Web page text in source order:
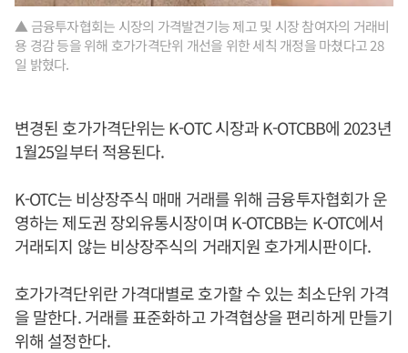
▲ 금융투자협회는 시장의 가격발견기능 제고 및 시장 참여자의 거래비
용 경감 등을 위해 호가가격단위 개선을 위한 세칙 개정을 마쳤다고 28
일 밝혔다.
변경된 호가가격단위는 K-OTC 시장과 K-OTCBB에 2023년
1월25일부터 적용된다.
K-OTC는 비상장주식 매매 거래를 위해 금융투자협회가 운
영하는 제도권 장외유통시장이며 K-OTCBB는 K-OTC에서
거래되지 않는 비상장주식의 거래지원 호가게시판이다.
호가가격단위란 가격대별로 호가할 수 있는 최소단위 가격
을 말한다. 거래를 표준화하고 가격협상을 편리하게 만들기
위해 설정한다.